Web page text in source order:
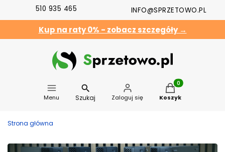
510 935 465 INFO@SPRZETOWO.PL
Kup na raty 0% - zobacz szczegóły →
Menu Szukaj Zaloguj się
Produkty w
Koszyk
Strona główna